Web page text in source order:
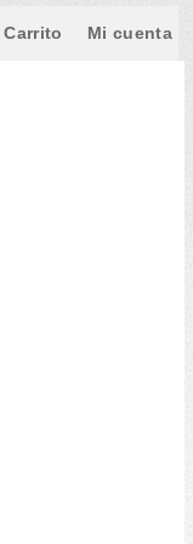
Carrito Mi cuenta